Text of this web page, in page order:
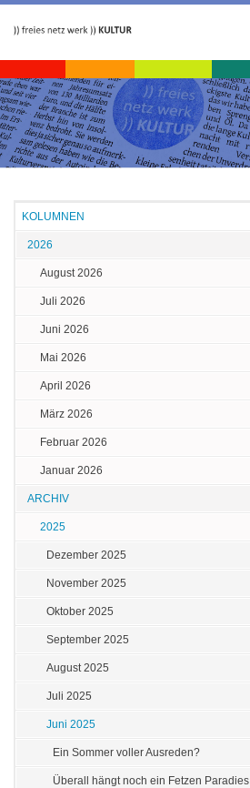
KOLUMNEN
2026
August 2026
Juli 2026
Juni 2026
Mai 2026
April 2026
März 2026
Februar 2026
Januar 2026
ARCHIV
2025
Dezember 2025
November 2025
Oktober 2025
September 2025
August 2025
Juli 2025
Juni 2025
Ein Sommer voller Ausreden?
Überall hängt noch ein Fetzen Paradies